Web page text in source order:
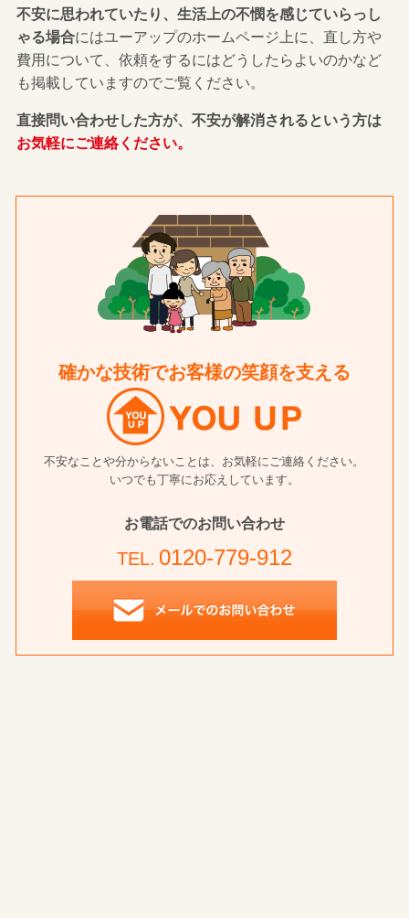
不安に思われていたり、生活上の不憫を感じていらっし
ゃる場合にはユーアップのホームページ上に、直し方や
費用について、依頼をするにはどうしたらよいのかなど
も掲載していますのでご覧ください。
直接問い合わせした方が、不安が解消されるという方は
お気軽にご連絡ください。
確かな技術でお客様の笑顔を支える
不安なことや分からないことは、お気軽にご連絡ください。
いつでも丁寧にお応えしています。
お電話でのお問い合わせ
TEL. 0120-779-912